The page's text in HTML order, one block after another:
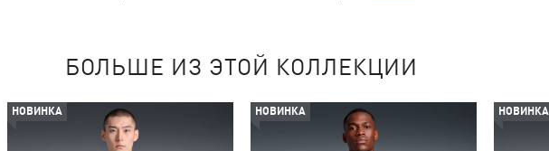
БОЛЬШЕ ИЗ ЭТОЙ КОЛЛЕКЦИИ
НОВИНКА НОВИНКА НОВИНКА